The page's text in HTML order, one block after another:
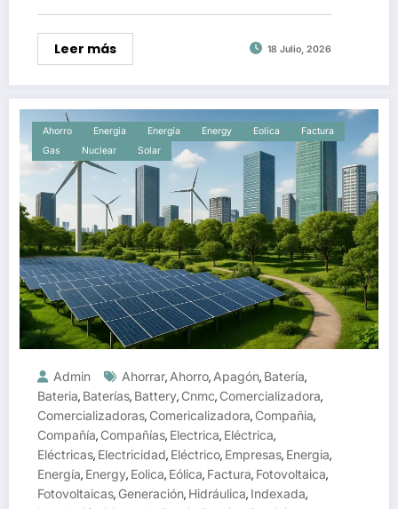
Leer más 18 Julio, 2026
Ahorro Energia Energía Energy Eolica
Factura
Gas
Nuclear Solar
Admin Ahorrar, Ahorro, Apagón, Batería,
Bateria, Baterías, Battery, Cnmc, Comercializadora,
Comercializadoras, Comericalizadora, Compañia,
Compañía, Compañías, Electrica, Eléctrica,
Eléctricas, Electricidad, Eléctrico, Empresas, Energia,
Energía, Energy, Eolica, Eólica, Factura, Fotovoltaica,
Fotovoltaicas, Generación, Hidráulica, Indexada,